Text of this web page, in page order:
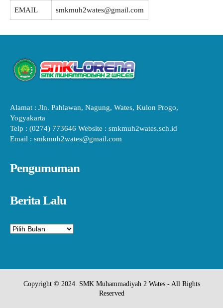
EMAIL smkmuh2wates@gmail.com
Alamat : Jln. Pahlawan, Nagung, Wates, Kulon Progo,
Yogyakarta
Telp : (0274) 773646 Website : smkmuh2wates.sch.id
Email : smkmuh2wates@gmail.com
Pengumuman
Berita Lalu
Arsip
Copyright © 2024. SMK Muhammadiyah 2 Wates - All Rights
Reserved